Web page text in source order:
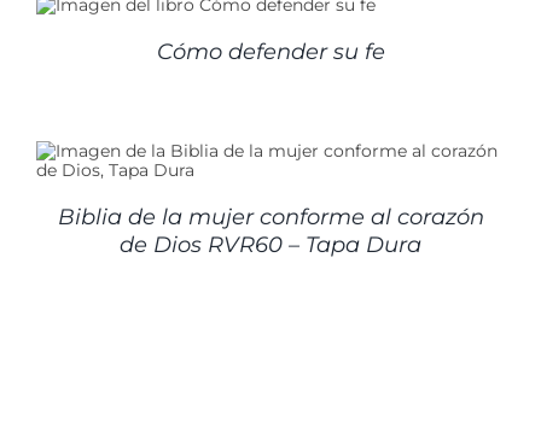
Cómo defender su fe
Biblia de la mujer conforme al corazón
de Dios RVR60 – Tapa Dura